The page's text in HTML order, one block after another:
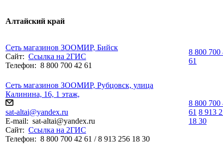
Алтайский край
Сеть магазинов ЗООМИР, Бийск
Сайт: Ссылка на 2ГИС
Телефон: 8 800 700 42 61
8 800 700
61
Сеть магазинов ЗООМИР, Рубцовск, ​улица
Калинина, 16​, 1 этаж,
sat-altai@yandex.ru
E-mail: sat-altai@yandex.ru
Сайт: Ссылка на 2ГИС
Телефон: 8 800 700 42 61 / 8 913 256 18 30
8 800 700
61 8 913
18 30